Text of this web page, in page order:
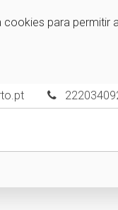
cookies para